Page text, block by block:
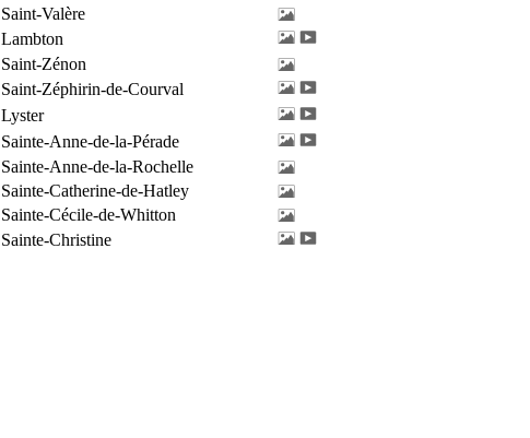
Saint-Valère
Lambton
Saint-Zénon
Saint-Zéphirin-de-Courval
Lyster
Sainte-Anne-de-la-Pérade
Sainte-Anne-de-la-Rochelle
Sainte-Catherine-de-Hatley
Sainte-Cécile-de-Whitton
Sainte-Christine